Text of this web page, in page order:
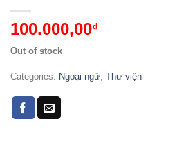
100.000,00₫
Out of stock
Categories: Ngoại ngữ, Thư viện